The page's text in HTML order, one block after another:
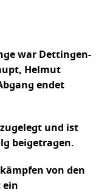
war Dettingen-
Helmut
endet
und ist
beigetragen.
von den
ein